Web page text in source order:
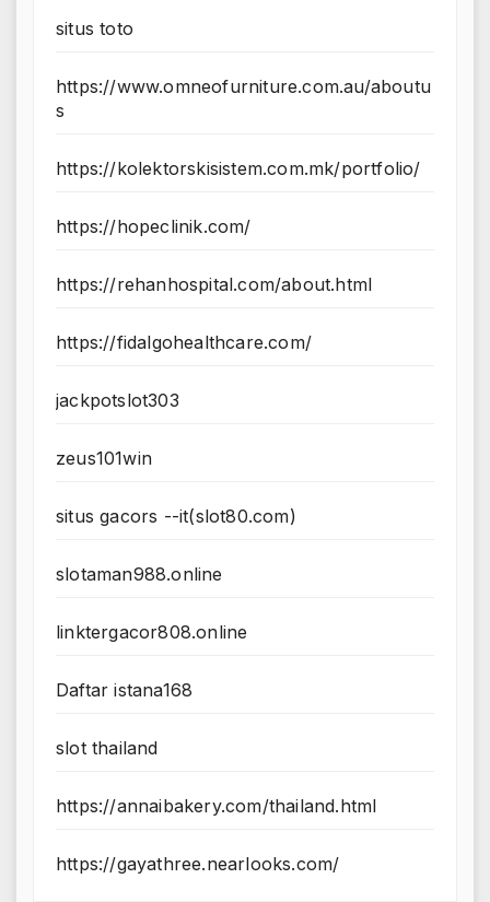
situs toto
https://www.omneofurniture.com.au/aboutu
s
https://kolektorskisistem.com.mk/portfolio/
https://hopeclinik.com/
https://rehanhospital.com/about.html
https://fidalgohealthcare.com/
jackpotslot303
zeus101win
situs gacors --it(slot80.com)
slotaman988.online
linktergacor808.online
Daftar istana168
slot thailand
https://annaibakery.com/thailand.html
https://gayathree.nearlooks.com/